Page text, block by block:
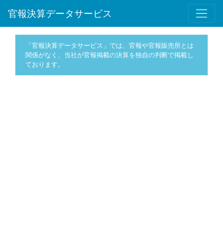
官報決算データサービス
「官報決算データサービス」では、官報や官報販売所とは
関係がなく、当社が官報掲載の決算を独自の判断で掲載し
ております。